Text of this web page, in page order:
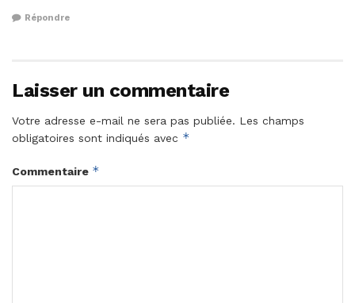
Répondre
Laisser un commentaire
Votre adresse e-mail ne sera pas publiée. Les champs
obligatoires sont indiqués avec *
Commentaire *